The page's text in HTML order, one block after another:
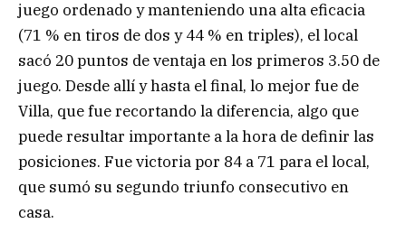
juego ordenado y manteniendo una alta eficacia
(71 % en tiros de dos y 44 % en triples), el local
sacó 20 puntos de ventaja en los primeros 3.50 de
juego. Desde allí y hasta el final, lo mejor fue de
Villa, que fue recortando la diferencia, algo que
puede resultar importante a la hora de definir las
posiciones. Fue victoria por 84 a 71 para el local,
que sumó su segundo triunfo consecutivo en
casa.